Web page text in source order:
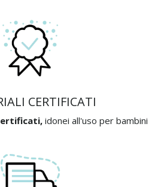
CERTIFICATI
idonei all'uso per bambini